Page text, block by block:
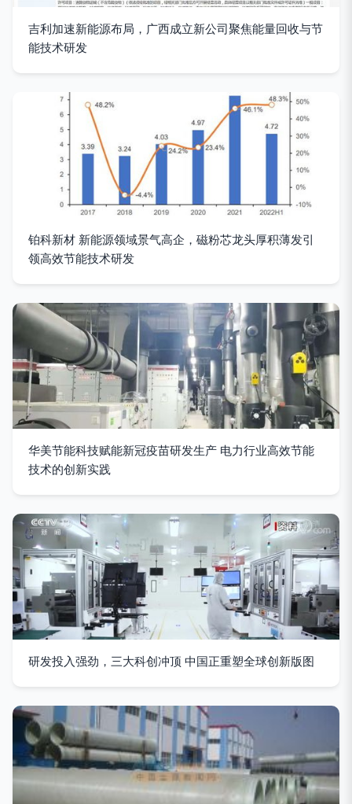
吉利加速新能源布局，广西成立新公司聚焦能量回收与节
能技术研发
铂科新材 新能源领域景气高企，磁粉芯龙头厚积薄发引
领高效节能技术研发
华美节能科技赋能新冠疫苗研发生产 电力行业高效节能
技术的创新实践
研发投入强劲，三大科创冲顶 中国正重塑全球创新版图